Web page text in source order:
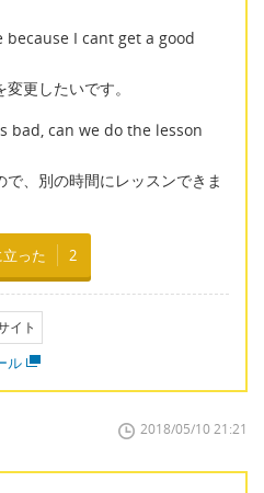
I cant get a good
更したいです。
bad, can we do the lesson
、別の時間にレッスンできま
った 2
イト
ル
2018/05/10 21:21